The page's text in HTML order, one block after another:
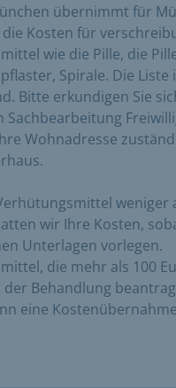
übernimmt für
Kosten für
wie die Pille, die
Spirale. Die Liste
Bitte erkundigen Sie
Sachbearbeitung
Wohnadresse
weniger
wir Ihre Kosten,
Unterlagen vorlegen.
die mehr als 100
Behandlung
eine